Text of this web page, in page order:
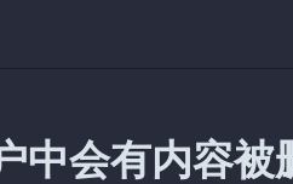
中会有内容被